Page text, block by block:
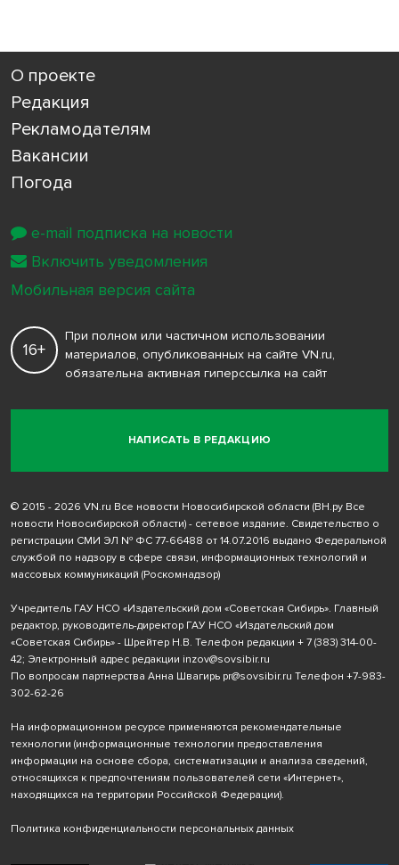
О проекте
Редакция
Рекламодателям
Вакансии
Погода
НАПИСАТЬ В РЕДАКЦИЮ
16+
При полном или частичном использовании
материалов, опубликованных на сайте VN.ru,
обязательна активная гиперссылка на сайт
© 2015 - 2026 VN.ru Все новости Новосибирской области (ВН.ру Все
новости Новосибирской области) - сетевое издание. Свидетельство о
регистрации СМИ ЭЛ № ФС 77-66488 от 14.07.2016 выдано Федеральной
службой по надзору в сфере связи, информационных технологий и
массовых коммуникаций (Роскомнадзор)
Учредитель ГАУ НСО «Издательский дом «Советская Сибирь». Главный
редактор, руководитель-директор ГАУ НСО «Издательский дом
«Советская Сибирь» - Шрейтер Н.В. Телефон редакции + 7 (383) 314-00-
42; Электронный адрес редакции inzov@sovsibir.ru
По вопросам партнерства Анна Швагирь pr@sovsibir.ru Телефон +7-983-
302-62-26
На информационном ресурсе применяются рекомендательные
технологии (информационные технологии предоставления
информации на основе сбора, систематизации и анализа сведений,
относящихся к предпочтениям пользователей сети «Интернет»,
находящихся на территории Российской Федерации).
Политика конфиденциальности персональных данных
e-mail подписка на новости
Включить уведомления
Мобильная версия сайта